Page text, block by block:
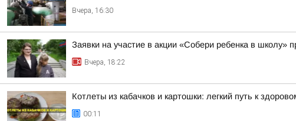
Вчера, 16:30
Заявки на участие в акции «Собери ребенка в школу»
Вчера, 18:22
Котлеты из кабачков и картошки: легкий путь к
00:11